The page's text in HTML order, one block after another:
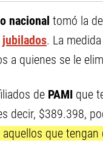
nacional tomó la
jubilados. La
a quienes se le
de PAMI que
decir, $389.398,
que